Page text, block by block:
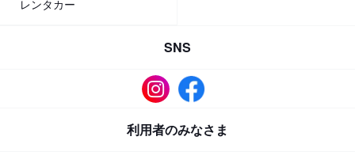
レンタカー
SNS
利用者のみなさま